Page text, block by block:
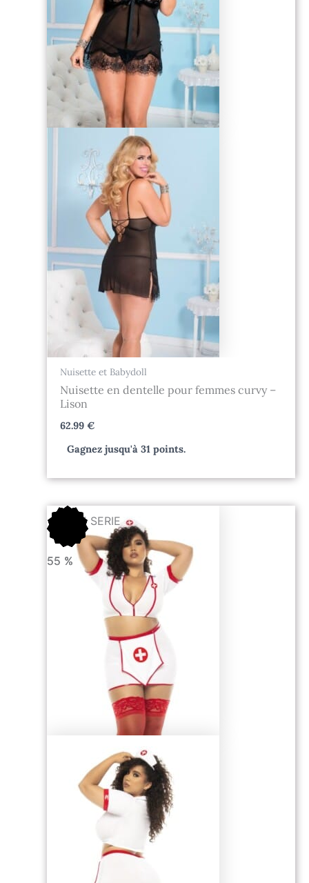
Nuisette et Babydoll
Nuisette en dentelle pour femmes curvy –
Lison
62.99€
Gagnez jusqu'à 31 points.
FIN DE SERIE
55 %
55 %
55 %
prix
initial
était :
93.99 €.
prix
actuel
est :
42.30 €.